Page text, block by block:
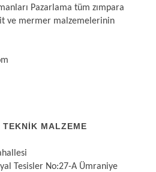
Pazarlama tüm zımpara
ve mermer malzemelerinin
TEKNİK MALZEME
Tesisler No:27-A Ümraniye